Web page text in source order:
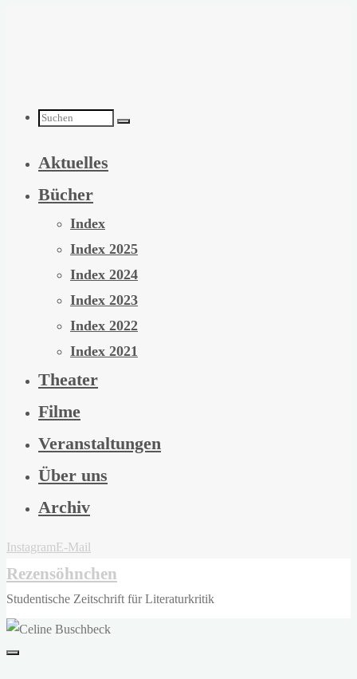
Suchen
nach:
Aktuelles
Bücher
Index
Index 2025
Index 2024
Index 2023
Index 2022
Index 2021
Theater
Filme
Veranstaltungen
Über uns
Archiv
InstagramE-Mail
Rezensöhnchen
Studentische Zeitschrift für Literaturkritik